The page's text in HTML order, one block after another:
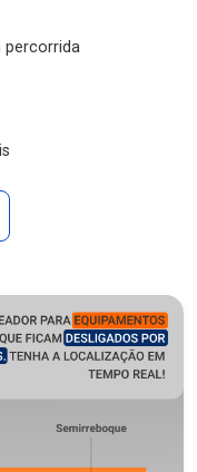
percorrida